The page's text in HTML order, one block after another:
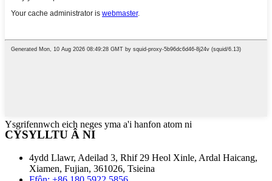
Ysgrifennwch eich neges yma a'i hanfon atom ni
CYSYLLTU Â NI
4ydd Llawr, Adeilad 3, Rhif 29 Heol Xinle, Ardal Haicang,
Xiamen, Fujian, 361026, Tsieina